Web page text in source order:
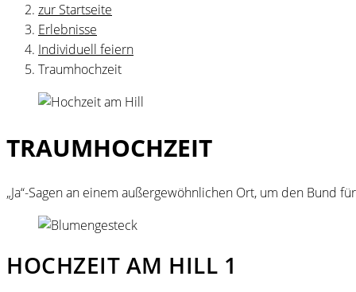
zur Startseite
Erlebnisse
Individuell feiern
Traumhochzeit
TRAUMHOCHZEIT
„Ja“-Sagen an einem außergewöhnlichen Ort, um den
HOCHZEIT AM HILL 1